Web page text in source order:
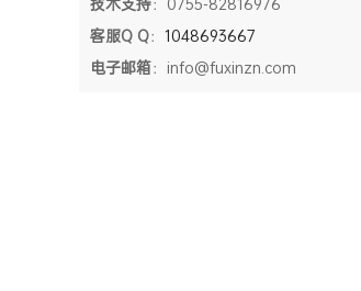
客服Q Q： 1048693667
电子邮箱：info@fuxinzn.com